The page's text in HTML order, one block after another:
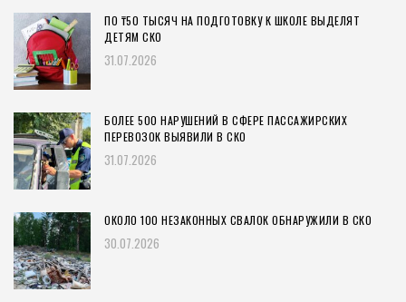
ПО ₸50 ТЫСЯЧ НА ПОДГОТОВКУ К ШКОЛЕ ВЫДЕЛЯТ
ДЕТЯМ СКО
31.07.2026
БОЛЕЕ 500 НАРУШЕНИЙ В СФЕРЕ ПАССАЖИРСКИХ
ПЕРЕВОЗОК ВЫЯВИЛИ В СКО
31.07.2026
ОКОЛО 100 НЕЗАКОННЫХ СВАЛОК ОБНАРУЖИЛИ В СКО
30.07.2026